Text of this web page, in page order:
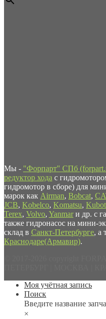
Мы - "Форпарт" СПб
редуктор хода с
гидромотор в сборе) для
марок как Airman, Bobcat,
JCB, Kobelco, Komatsu,
Terex, Volvo, Yanmar и др. с
также гидронасос на мини-
склад в Санкт-Петербурге, а
Краснодаре(Армавир).
Моя учётная запись
Поиск
Введите название
×